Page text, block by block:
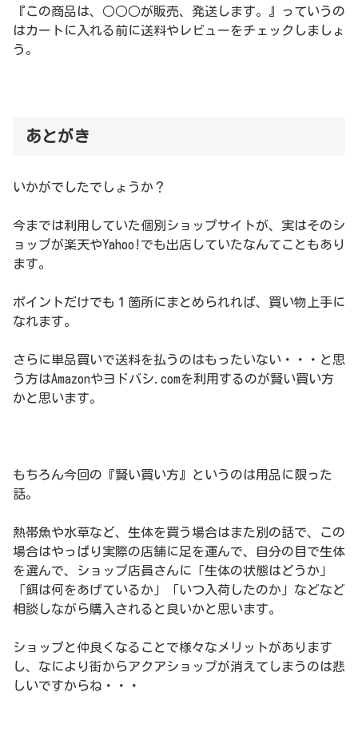
『この商品は、○○○が販売、発送します。』っていうの
はカートに入れる前に送料やレビューをチェックしましょ
う。
あとがき
いかがでしたでしょうか？
今までは利用していた個別ショップサイトが、実はそのシ
ョップが楽天やYahoo!でも出店していたなんてこともあり
ます。
ポイントだけでも１箇所にまとめられれば、買い物上手に
なれます。
さらに単品買いで送料を払うのはもったいない・・・と思
う方はAmazonやヨドバシ.comを利用するのが賢い買い方
かと思います。
もちろん今回の『賢い買い方』というのは用品に限った
話。
熱帯魚や水草など、生体を買う場合はまた別の話で、この
場合はやっぱり実際の店舗に足を運んで、自分の目で生体
を選んで、ショップ店員さんに「生体の状態はどうか」
「餌は何をあげているか」「いつ入荷したのか」などなど
相談しながら購入されると良いかと思います。
ショップと仲良くなることで様々なメリットがあります
し、なにより街からアクアショップが消えてしまうのは悲
しいですからね・・・